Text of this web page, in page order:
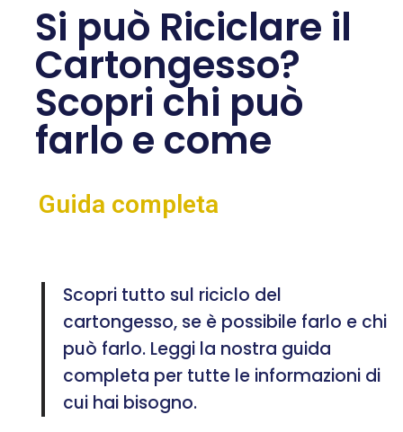
Si può Riciclare il
Cartongesso?
Scopri chi può
farlo e come
Guida completa
Scopri tutto sul riciclo del
cartongesso, se è possibile farlo e chi
può farlo. Leggi la nostra guida
completa per tutte le informazioni di
cui hai bisogno.